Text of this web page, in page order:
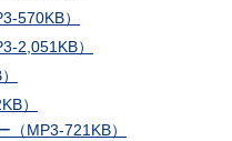
570KB）
2,051KB）
）
（MP3-721KB）